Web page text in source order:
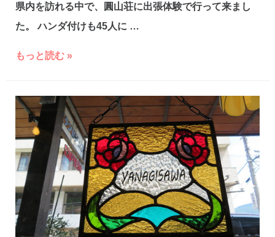
県内を訪れる中で、圓山荘に出張体験で行って来まし
た。 ハンダ付けも45人に …
中
生
45
人
体
験
もっと読む »